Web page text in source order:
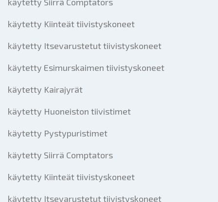
käytetty Kiinteät tiivistyskoneet
käytetty Itsevarustetut tiivistyskoneet
käytetty Esimurskaimen tiivistyskoneet
käytetty Kairajyrät
käytetty Huoneiston tiivistimet
käytetty Pystypuristimet
käytetty Siirrä Comptators
käytetty Kiinteät tiivistyskoneet
käytetty Itsevarustetut tiivistyskoneet